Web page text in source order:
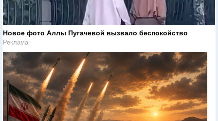
Новое фото Аллы Пугачевой вызвало беспокойство
Реклама